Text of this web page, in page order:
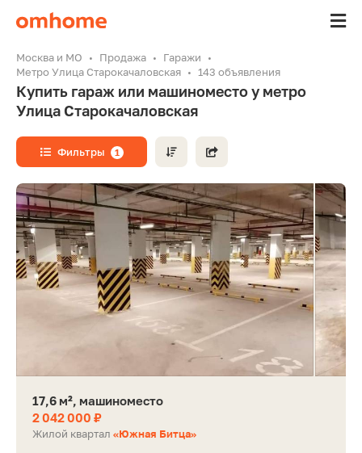
Москва и МО Продажа
Гаражи
Метро Улица Старокачаловская
143 объявления
Купить гараж или машиноместо у метро
Улица Старокачаловская
Фильтры 1
17,6 м², машиноместо
2 042 000 ₽
Жилой квартал «Южная Битца»